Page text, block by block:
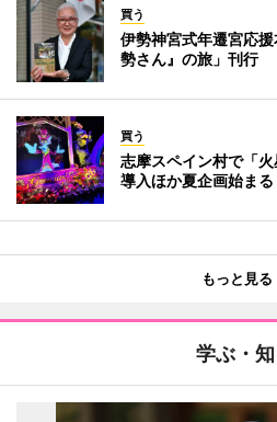
買う
伊勢神宮式年遷宮応
勢さん』の旅」刊行
買う
志摩スペイン村で「
導入ほか夏企画始まる
もっと見る
学ぶ・